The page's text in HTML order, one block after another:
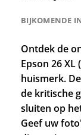
BIJKOMENDE
Ontdek de
Epson 26
huismerk.
de kritische
sluiten op
Geef uw